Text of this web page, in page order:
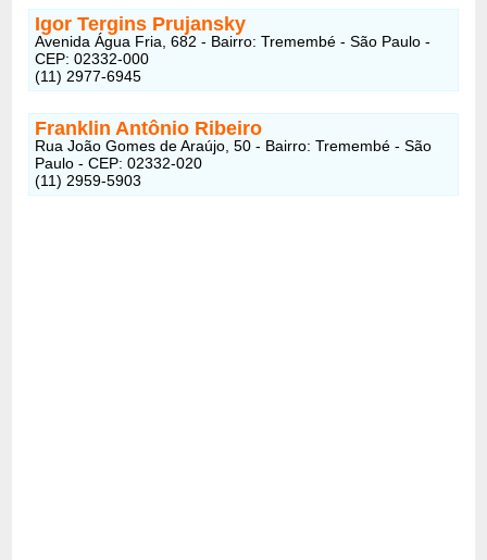
Igor Tergins Prujansky
Avenida Água Fria, 682 - Bairro: Tremembé - São Paulo -
CEP: 02332-000
(11) 2977-6945
Franklin Antônio Ribeiro
Rua João Gomes de Araújo, 50 - Bairro: Tremembé - São
Paulo - CEP: 02332-020
(11) 2959-5903